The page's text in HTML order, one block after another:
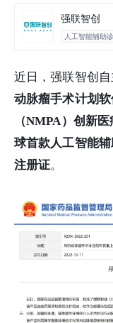
强联智创
人工智能辅助
近日，强联智创
动脉瘤手术计划
（NMPA） 创新医
球首款人工智能
注册证。